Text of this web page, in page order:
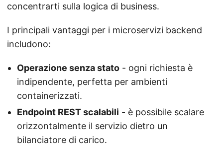
concentrarti sulla logica di business.
I principali vantaggi per i microservizi backend
includono:
Operazione senza stato - ogni richiesta è
indipendente, perfetta per ambienti
containerizzati.
Endpoint REST scalabili - è possibile scalare
orizzontalmente il servizio dietro un
bilanciatore di carico.